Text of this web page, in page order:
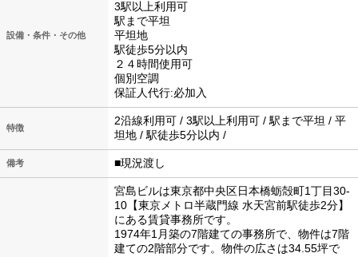
設備・条件・その他
3駅以上利用可
駅まで平坦
平坦地
駅徒歩5分以内
２４時間使用可
個別空調
保証人代行:必加入
特徴
2沿線利用可 / 3駅以上利用可 / 駅まで平坦 / 平
坦地 / 駅徒歩5分以内 /
備考 ■現況渡し
宮島ビルは東京都中央区日本橋蛎殻町1丁目30-
10【東京メトロ半蔵門線 水天宮前駅徒歩2分】
にある賃貸事務所です。
1974年1月築の7階建ての事務所で、物件は7階
建ての2階部分です。物件の広さは34.55坪で